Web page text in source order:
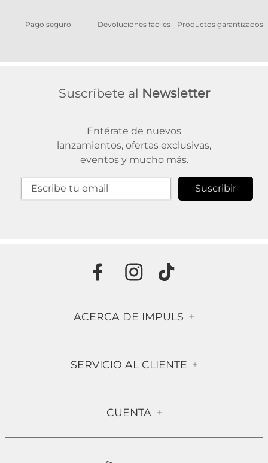
Pago seguro Devoluciones fáciles Productos garantizados
Suscríbete al Newsletter
Entérate de nuevos
lanzamientos, ofertas exclusivas,
eventos y mucho más.
Suscribir
ACERCA DE IMPULS +
Contáctanos
Compra Segura
SERVICIO AL CLIENTE +
CUENTA +